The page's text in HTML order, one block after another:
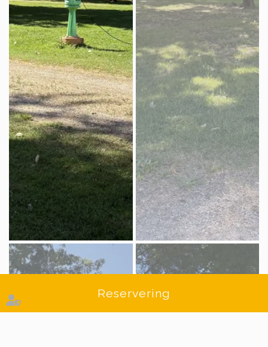
Reservering